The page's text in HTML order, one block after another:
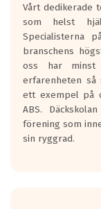
Betygsskalan är
den kortaste
längsta.
Inga D eller G
personbilar och
Betyget sätts
skall bromsa in
0.5-1.5 mm vatten.
I 80km/h
Vårt dedikerade
som helst
Specialisterna
branschens
oss har
erfarenheten
ett exempel på
ABS.
förening som
sin ryggrad.